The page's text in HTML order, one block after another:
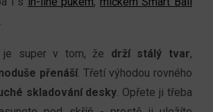
je super v tom, že drží stálý tvar,
přenáší. Třetí výhodou rovného
skladování desky . Opřete ji třeba